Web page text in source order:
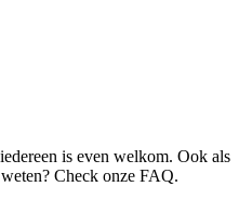
is even welkom. Ook als
Check onze FAQ.